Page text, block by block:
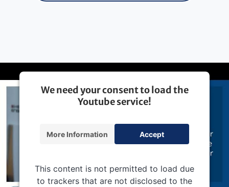
We need your consent to load the
Youtube service!
This content is not permitted to load due
to trackers that are not disclosed to the
More Information Accept